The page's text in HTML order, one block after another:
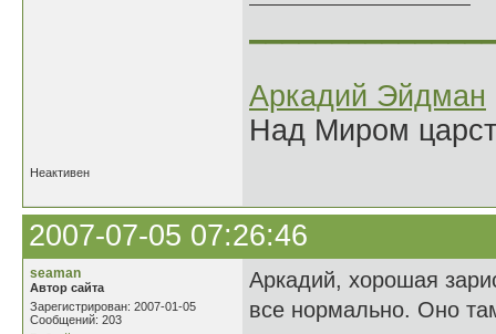
Аркадий Эйдман
Над Миром
Неактивен
2007-07-05 07:26:46
seaman
Автор сайта
Зарегистрирован: 2007-01-05
Сообщений: 203
Аркадий, хорошая
все нормально. Оно